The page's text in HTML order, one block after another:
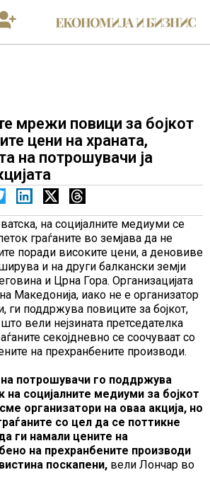
мрежи повици за бојкот
цени на храната,
на потрошувачи ја
на социјалните медиуми се
граѓаните во земјава да не
поради високите цени, а деновиве
и на други балкански земји
и Црна Гора. Организацијата
Македонија, иако не е организатор
ги поддржува повиците за бојкот,
вели нејзината претседателка
секојдневно се соочуваат со
на прехранбените производи.
на потрошувачи го поддржува
на социјалните медиуми за бојкот
организатори на оваа акција, но
со цел да се поттикне
ги намали цените на
на прехранбените производи
поскапени, вели Лончар во